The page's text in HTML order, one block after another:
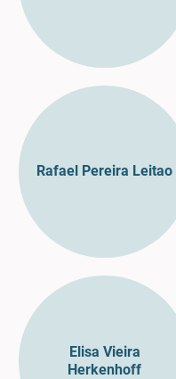
Rafael Pereira Leitao
Elisa Vieira
Herkenhoff